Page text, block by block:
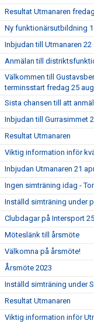
Resultat Utmanaren
Ny funktionärsutbildning
Inbjudan till Utmanaren
Anmälan till
Välkommen till
terminsstart fredag 25
Sista chansen till att
Inbjudan till Gurrasimmet
Resultat Utmanaren
Viktig information inför
Inbjudan Utmanaren 21
Ingen simträning idag -
Inställd simträning under
Clubdagar på Intersport
Möteslänk till årsmöte
Välkomna på årsmöte!
Årsmöte 2023
Inställd simträning under
Resultat Utmanaren
Viktig information inför